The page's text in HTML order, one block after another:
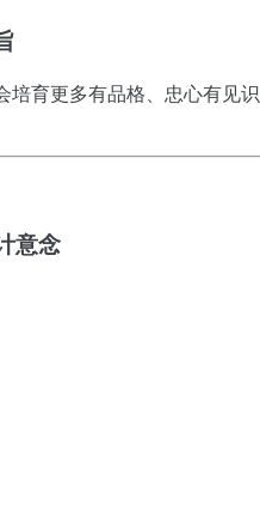
育更多有品格、忠心有见
意念